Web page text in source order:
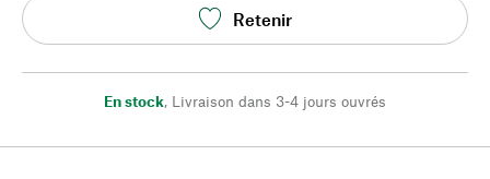
Retenir
En stock, Livraison dans 3-4 jours ouvrés